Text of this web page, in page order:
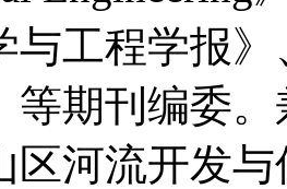
与工程学报
等期刊编委
区河流开发